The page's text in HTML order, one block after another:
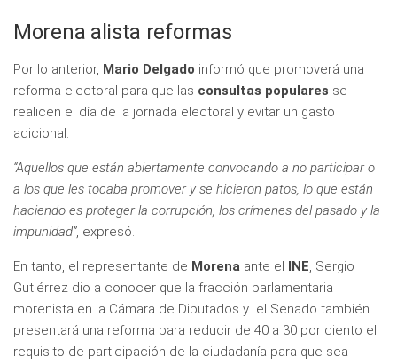
Morena alista reformas
Por lo anterior, Mario Delgado informó que promoverá una
reforma electoral para que las consultas populares se
realicen el día de la jornada electoral y evitar un gasto
adicional.
“Aquellos que están abiertamente convocando a no participar o
a los que les tocaba promover y se hicieron patos, lo que están
haciendo es proteger la corrupción, los crímenes del pasado y la
impunidad”, expresó.
En tanto, el representante de Morena ante el INE, Sergio
Gutiérrez dio a conocer que la fracción parlamentaria
morenista en la Cámara de Diputados y el Senado también
presentará una reforma para reducir de 40 a 30 por ciento el
requisito de participación de la ciudadanía para que sea